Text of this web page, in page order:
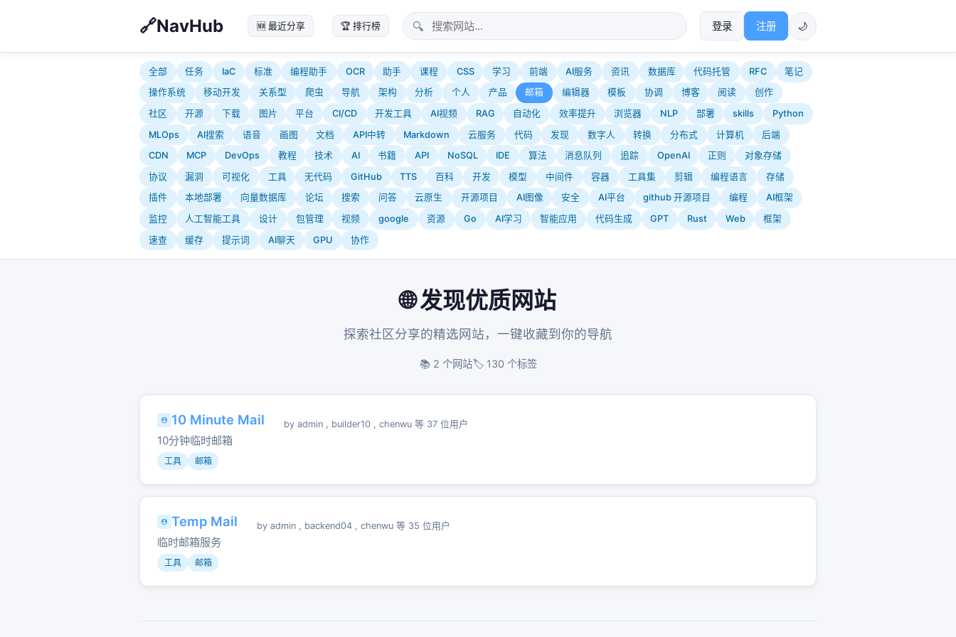
NavHub 🆕 最近分享 🏆 排行榜 🔍 登录 注册 🌙
全部 任务 IaC 标准 编程助手 OCR 助手 课程 CSS 学习 前端 AI服务 资讯 数据库 代码托管 RFC
笔记
操作系统
移动开发 关系型 爬虫 导航 架构 分析 个人 产品 邮箱 编辑器 模板 协调 博客 阅读
创作
社区
开源 下载 图片 平台 CI/CD 开发工具 AI视频 RAG 自动化 效率提升 浏览器 NLP 部署 skills
Python
MLOps
AI搜索 语音 画图 文档 API中转 Markdown 云服务 代码 发现 数字人 转换 分布式 计算机
后端
CDN
MCP DevOps 教程 技术 AI 书籍 API NoSQL IDE 算法 消息队列 追踪 OpenAI 正则
对象存储
协议
漏洞 可视化 工具 无代码 GitHub TTS 百科 开发 模型 中间件 容器 工具集 剪辑 编程语言
存储
插件
本地部署 向量数据库 论坛 搜索 问答 云原生 开源项目 AI图像 安全 AI平台 github 开源项目 编程
AI框架
监控
人工智能工具 设计 包管理 视频 google 资源 Go AI学习 智能应用 代码生成 GPT Rust Web
框架
速查
缓存 提示词 AI聊天 GPU 协作
🌐 发现优质网站
探索社区分享的精选网站，一键收藏到你的导航
📚 2 个网站🏷️ 130 个标签
10 Minute Mail by admin , builder10 , chenwu 等 37 位用户
10分钟临时邮箱
工具 邮箱
Temp Mail by admin , backend04 , chenwu 等 35 位用户
临时邮箱服务
工具 邮箱